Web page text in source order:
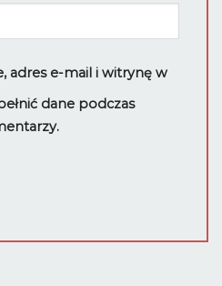
adres e-mail i witrynę w
dane podczas